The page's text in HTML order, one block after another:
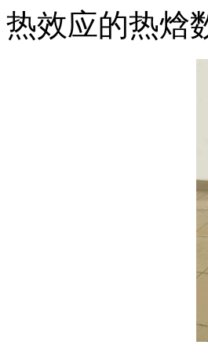
热效应的热焓